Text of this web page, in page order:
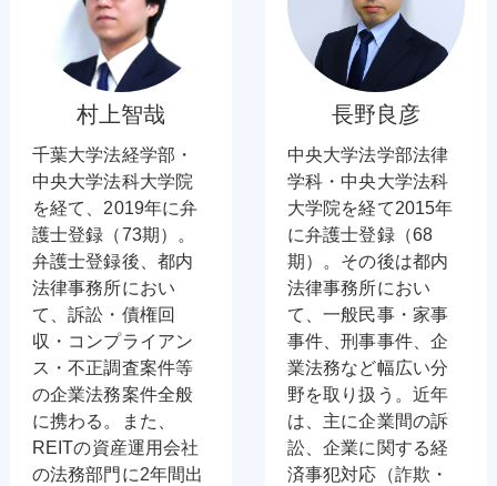
村上智哉
千葉大学法経学部・
中央大学法科大学院
を経て、2019年に弁
護士登録（73期）。
弁護士登録後、都内
法律事務所におい
て、訴訟・債権回
収・コンプライアン
ス・不正調査案件等
の企業法務案件全般
に携わる。また、
REITの資産運用会社
の法務部門に2年間出
長野良彦
中央大学法学部法律
学科・中央大学法科
大学院を経て2015年
に弁護士登録（68
期）。その後は都内
法律事務所におい
て、一般民事・家事
事件、刑事事件、企
業法務など幅広い分
野を取り扱う。近年
は、主に企業間の訴
訟、企業に関する経
済事犯対応（詐欺・